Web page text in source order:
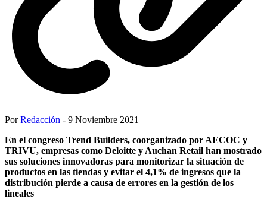
PorRedacción - 9 Noviembre 2021
En el congreso Trend Builders, coorganizado por AECOC y
TRIVU, empresas como Deloitte y Auchan Retail han mostrado
sus soluciones innovadoras para monitorizar la situación de
productos en las tiendas y evitar el 4,1% de ingresos que la
distribución pierde a causa de errores en la gestión de los
lineales